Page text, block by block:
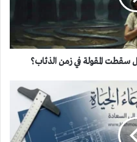
سقطت المقولة في زمن الذئاب؟